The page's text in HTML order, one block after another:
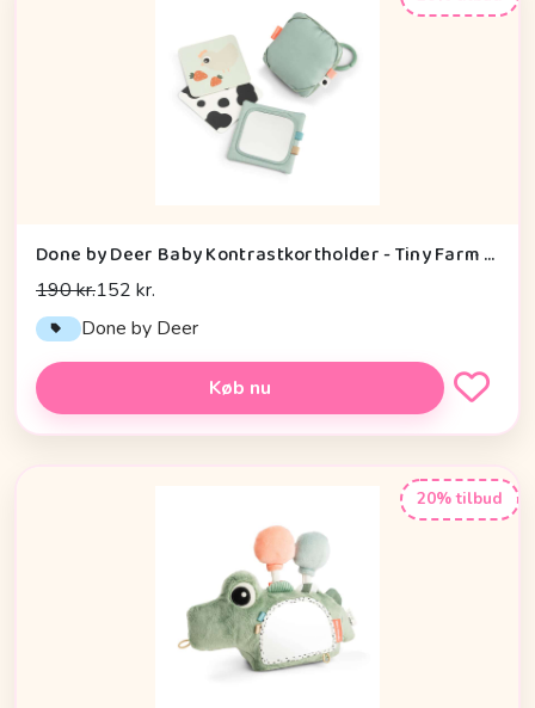
Done by Deer Baby Kontrastkortholder - Tiny Farm - Grøn
190 kr.152 kr.
Done by Deer
Køb nu
20% tilbud